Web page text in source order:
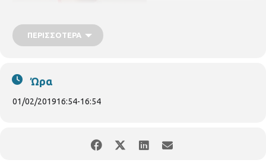
Την Ημέρα του Αγίου Βαλεντίνου σας παρουσιάζουμε μερικές
δημιουργήσετε μια ρομαντική ατμόσφαιρα !
ΠΕΡΙΣΣΌΤΕΡΑ
Ώρα
01/02/201916:54-16:54